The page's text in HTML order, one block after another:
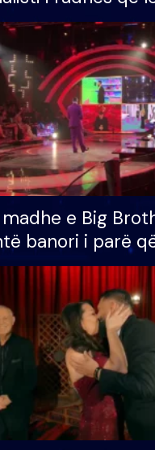
e Big
banori i parë
dhe humb
e madh